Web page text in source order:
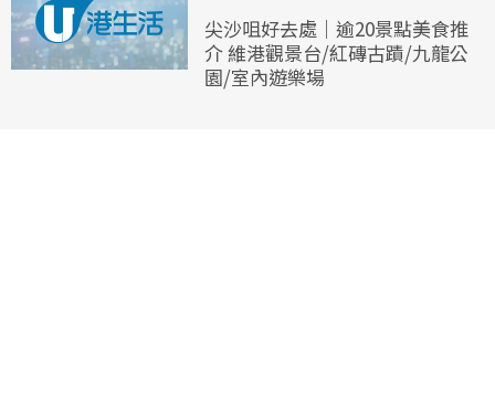
尖沙咀好去處｜逾20景點美食推
介 維港觀景台/紅磚古蹟/九龍公
園/室內遊樂場